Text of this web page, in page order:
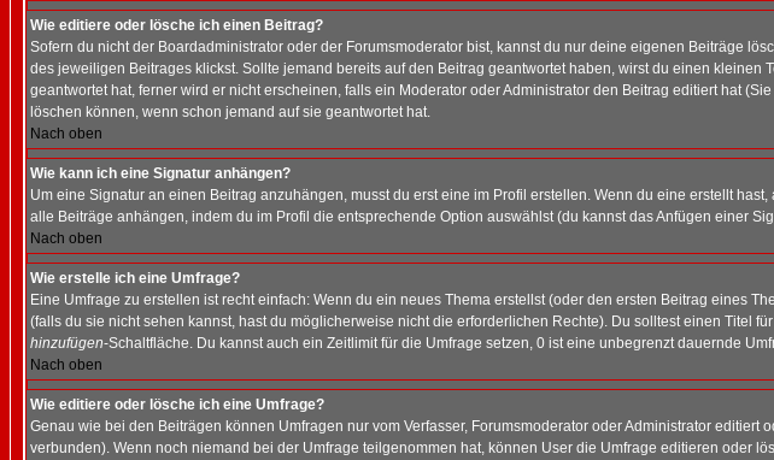
Wie editiere oder lösche ich einen Beitrag?
Sofern du nicht der Boardadministrator oder der Forumsmoderator bist, kannst du nur deine eigenen Beiträge
des jeweiligen Beitrages klickst. Sollte jemand bereits auf den Beitrag geantwortet haben, wirst du einen
geantwortet hat, ferner wird er nicht erscheinen, falls ein Moderator oder Administrator den Beitrag editiert hat
löschen können, wenn schon jemand auf sie geantwortet hat.
Nach oben
Wie kann ich eine Signatur anhängen?
Um eine Signatur an einen Beitrag anzuhängen, musst du erst eine im Profil erstellen. Wenn du eine erstellt hast,
alle Beiträge anhängen, indem du im Profil die entsprechende Option auswählst (du kannst das Anfügen einer
Nach oben
Wie erstelle ich eine Umfrage?
Eine Umfrage zu erstellen ist recht einfach: Wenn du ein neues Thema erstellst (oder den ersten Beitrag eines
(falls du sie nicht sehen kannst, hast du möglicherweise nicht die erforderlichen Rechte). Du solltest einen Titel
hinzufügen-Schaltfläche. Du kannst auch ein Zeitlimit für die Umfrage setzen, 0 ist eine unbegrenzt dauernde
Nach oben
Wie editiere oder lösche ich eine Umfrage?
Genau wie bei den Beiträgen können Umfragen nur vom Verfasser, Forumsmoderator oder Administrator
verbunden). Wenn noch niemand bei der Umfrage teilgenommen hat, können User die Umfrage editieren oder